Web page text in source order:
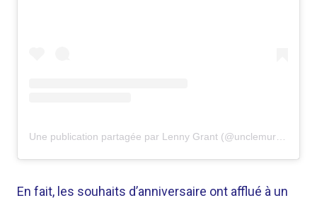
En fait, les souhaits d’anniversaire ont afflué à un